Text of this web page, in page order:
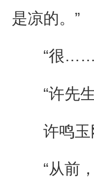
是凉的。”
“很……”
“许先生
许鸣玉刚
“从前，